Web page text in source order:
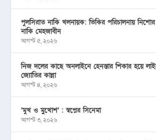
পুলসিরাত নাকি খলনায়ক: ভিকির পরিচালনায়
নাকি মেহজাবীন
আগস্ট ৫, ২০২৬
নিজ দলের কাছে অনলাইনে হেনস্তার শিকার হয়ে
জ্যোতির কান্না
আগস্ট ৪, ২০২৬
‘মুখ ও মু্খোশ’ : স্বপ্নের সিনেমা
আগস্ট ৩, ২০২৬